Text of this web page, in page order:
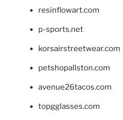
resinflowart.com
p-sports.net
korsairstreetwear.com
petshopallston.com
avenue26tacos.com
topgglasses.com